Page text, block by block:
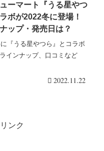
ーマート『うる星やつ
ボが2022冬に登場！
ップ・発売日は？
『うる星やつら』とコラボ
インナップ、口コミなど
2022.11.22
ンク